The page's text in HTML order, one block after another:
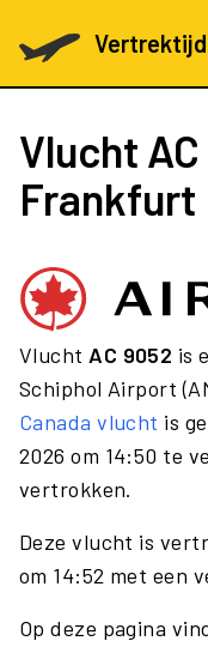
Vlucht
Frankfurt
Vlucht AC 9052 is
Schiphol Airport
Canada vlucht is
2026 om 14:50 te
vertrokken.
Deze vlucht is
om 14:52 met een
Op deze pagina